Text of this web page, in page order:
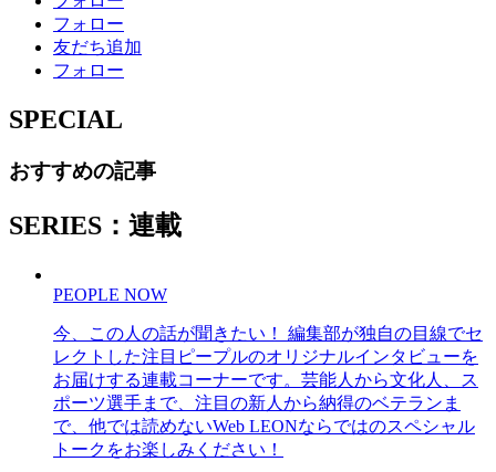
フォロー
友だち追加
フォロー
SPECIAL
おすすめの記事
SERIES：連載
PEOPLE NOW
今、この人の話が聞きたい！ 編集部が独自の目線でセ
レクトした注目ピープルのオリジナルインタビューを
お届けする連載コーナーです。芸能人から文化人、ス
ポーツ選手まで、注目の新人から納得のベテランま
で、他では読めないWeb LEONならではのスペシャル
トークをお楽しみください！